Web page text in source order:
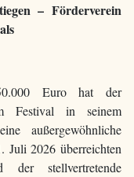
– Förderverein
Euro hat der
Festival in seinem
außergewöhnliche
Juli 2026 überreichten
der stellvertretende